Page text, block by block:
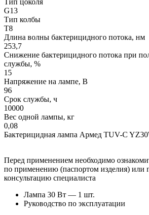
G13
Тип колбы
T8
Длина волны бактерицидного потока, нм
253,7
Снижение бактерицидного потока при
службы, %
15
Напряжение на лампе, В
96
Срок службы, ч
10000
Вес одной лампы, кг
0,08
Бактерицидная лампа Армед TUV-C
Перед применением необходимо
по применению (паспортом изделия) или
консультацию специалиста
Лампа 30 Вт — 1 шт.
Руководство по эксплуатации